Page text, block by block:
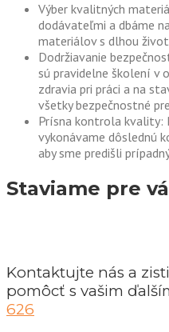
Výber kvalitných
dodávateľmi a dbáme
materiálov s dlhou
Dodržiavanie
sú pravidelne školení v
zdravia pri práci a na
všetky bezpečnostné
Prísna kontrola kvality:
vykonávame dôslednú
aby sme predišli
Staviame pre
Kontaktujte nás a
pomôcť s vašim
626